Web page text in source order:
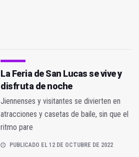
La Feria de San Lucas se vive y
disfruta de noche
Jiennenses y visitantes se divierten en
atracciones y casetas de baile, sin que el
ritmo pare
PUBLICADO EL 12 DE OCTUBRE DE 2022